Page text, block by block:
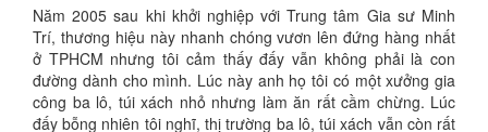
Năm 2005 sau khi khởi nghiệp với Trung tâm Gia sư Minh
Trí, thương hiệu này nhanh chóng vươn lên đứng hàng nhất
ở TPHCM nhưng tôi cảm thấy đấy vẫn không phải là con
đường dành cho mình. Lúc này anh họ tôi có một xưởng gia
công ba lô, túi xách nhỏ nhưng làm ăn rất cầm chừng. Lúc
đấy bỗng nhiên tôi nghĩ, thị trường ba lô, túi xách vẫn còn rất